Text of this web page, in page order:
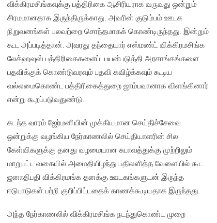
விக்கிரமசிங்கவுக்கு பத்திரிகை ஆசிரியராக வருவது ஒன்றும்
சிரமமானதாக இருந்திருக்காது. அவரின் குடும்பம் ஊடக
நிறுவனங்கள் பலவற்றை சொந்தமாகக் கொண்டிருந்தது. இன்றும்
கூட அப்படித்தான். அவரது தந்தையார் எஸ்மண்ட் விக்கிரமசிங்க
லேக்ஹவுஸ் பத்திரிகைகளைப் பயன்படுத்தி அரசாங்கங்களை
பதவிக்குக் கொண்டுவரவும் பதவி கவிழ்க்கவும் கூடிய
வல்லமைகொண்ட பத்திரிகைத்துறை ஜாம்பவானாக விளங்கினார்
என்று கூறப்படுவதுண்டு.
கடந்த வாரம் ஜேர்மனியின் முக்கியமான செய்திச்சேவை
ஒன்றுக்கு வழங்கிய நேர்காணலில் செய்தியாளரின் சில
கேள்விகளுக்கு தனது வழமையான சுபாவத்துக்கு முற்றிலும்
மாறுபட்ட வகையில் அமைதியிழந்து பதிலளித்த வேளையில் கூட
ஜனாதிபதி விக்கிரமங்க தனக்கு ஊடகங்களுடன் இருந்த
ஈடுபாடுகள் பற்றி குறிப்பிட்டதைக் காணக்கூடியதாக இருந்தது.
அந்த நேர்காணலில் விக்கிரமசிங்க நடந்துகொண்ட முறை